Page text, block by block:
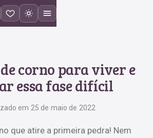
corno para viver e
essa fase difícil
em 25 de maio de 2022
que atire a primeira pedra! Nem